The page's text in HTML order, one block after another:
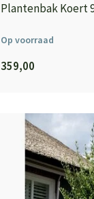
Plantenbak Koert
Op voorraad
359,00